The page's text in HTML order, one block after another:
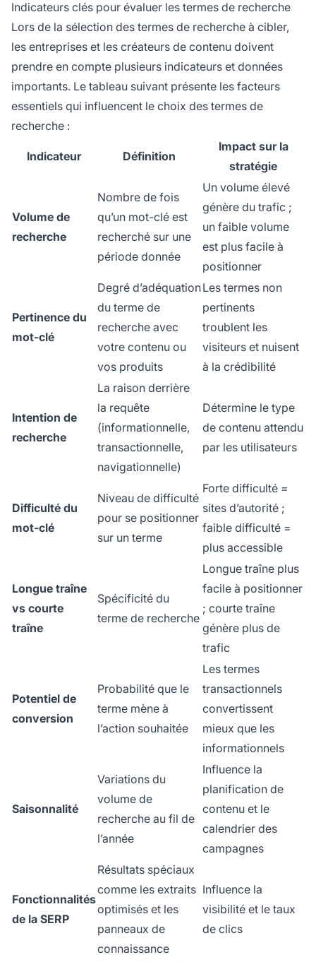
Indicateurs clés pour évaluer les termes de recherche
Lors de la sélection des termes de recherche à cibler,
les entreprises et les créateurs de contenu doivent
prendre en compte plusieurs indicateurs et données
importants. Le tableau suivant présente les facteurs
essentiels qui influencent le choix des termes de
recherche :
Indicateur Définition
Impact sur la
stratégie
Volume de
recherche
Nombre de fois
qu’un mot-clé est
recherché sur une
période donnée
Un volume élevé
génère du trafic ;
un faible volume
est plus facile à
positionner
Pertinence du
mot-clé
Degré d’adéquation
du terme de
recherche avec
votre contenu ou
vos produits
Les termes non
pertinents
troublent les
visiteurs et nuisent
à la crédibilité
Intention de
recherche
La raison derrière
la requête
(informationnelle,
transactionnelle,
navigationnelle)
Détermine le type
de contenu attendu
par les utilisateurs
Difficulté du
mot-clé
Niveau de difficulté
pour se positionner
sur un terme
Forte difficulté =
sites d’autorité ;
faible difficulté =
plus accessible
Longue traîne
vs courte
traîne
Spécificité du
terme de recherche
Longue traîne plus
facile à positionner
; courte traîne
génère plus de
trafic
Potentiel de
conversion
Probabilité que le
terme mène à
l’action souhaitée
Les termes
transactionnels
convertissent
mieux que les
informationnels
Saisonnalité
Variations du
volume de
recherche au fil de
l’année
Influence la
planification de
contenu et le
calendrier des
campagnes
Fonctionnalités
de la SERP
Résultats spéciaux
comme les extraits
optimisés et les
panneaux de
connaissance
Influence la
visibilité et le taux
de clics